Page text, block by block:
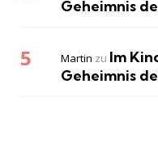
Geheimnis
Martin zu Im
Geheimnis